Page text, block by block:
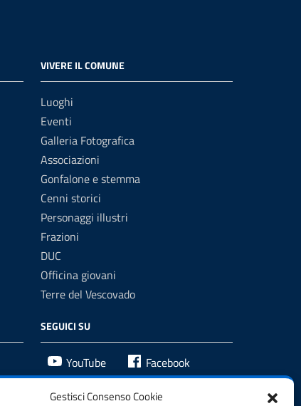
Gestisci Consenso Cookie
VIVERE IL COMUNE
Luoghi
Eventi
Galleria Fotografica
Associazioni
Gonfalone e stemma
Cenni storici
Personaggi illustri
Frazioni
DUC
Officina giovani
Terre del Vescovado
SEGUICI SU
YouTube Facebook